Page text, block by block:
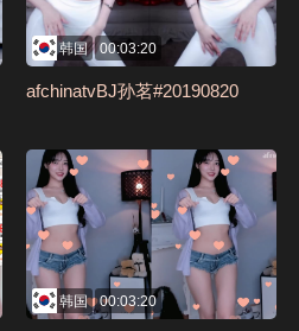
韩国 00:03:20
afchinatvBJ孙茗#20190820
韩国 00:03:20